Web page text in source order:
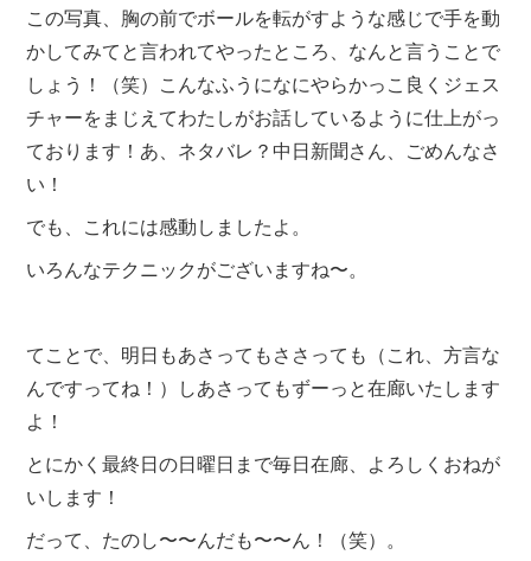
この写真、胸の前でボールを転がすような感じで手を動
かしてみてと言われてやったところ、なんと言うことで
しょう！（笑）こんなふうになにやらかっこ良くジェス
チャーをまじえてわたしがお話しているように仕上がっ
ております！あ、ネタバレ？中日新聞さん、ごめんなさ
い！
でも、これには感動しましたよ。
いろんなテクニックがございますね〜。
てことで、明日もあさってもささっても（これ、方言な
んですってね！）しあさってもずーっと在廊いたします
よ！
とにかく最終日の日曜日まで毎日在廊、よろしくおねが
いします！
だって、たのし〜〜んだも〜〜ん！（笑）。